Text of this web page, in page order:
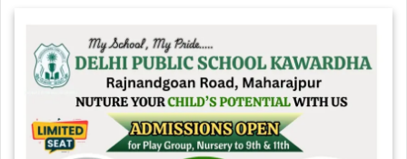
e
b
o
s
A
p
p
gr
a
m
e